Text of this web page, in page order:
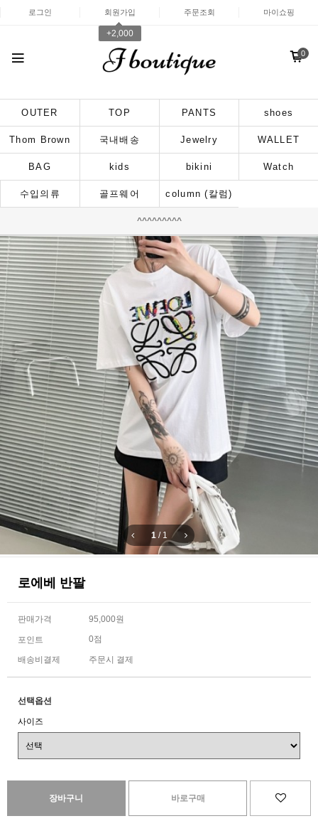
로그인 회원가입
+2,000
주문조회 마이쇼핑
0
OUTER TOP PANTS shoes
Thom Brown 국내배송 Jewelry WALLET
BAG kids bikini Watch
수입의류 골프웨어 column (칼럼)
^^^^^^^^^
1/ 1
로에베 반팔
판매가격 95,000원
포인트 0점
배송비결제 주문시 결제
선택옵션
사이즈